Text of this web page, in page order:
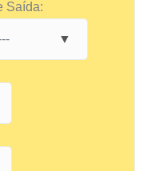
Saída: